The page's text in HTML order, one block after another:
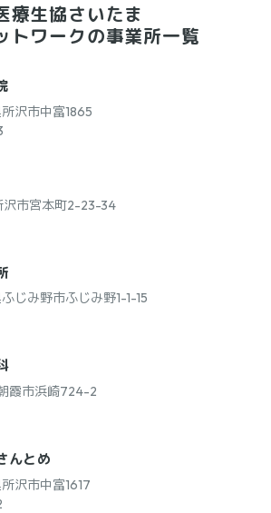
療生協さいたま
トワークの事業所一覧
沢市中富1865
沢市宮本町2-23-34
じみ野市ふじみ野1-1-15
霞市浜崎724-2
んとめ
沢市中富1617